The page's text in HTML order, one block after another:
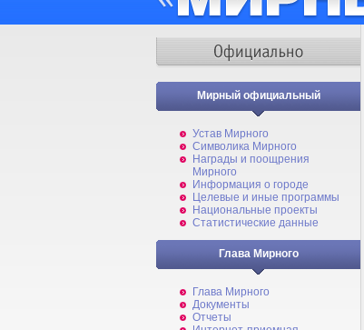
Мирный официальный
Устав Мирного
Символика Мирного
Награды и поощрения
Мирного
Информация о городе
Целевые и иные программы
Национальные проекты
Статистические данные
Глава Мирного
Глава Мирного
Документы
Отчеты